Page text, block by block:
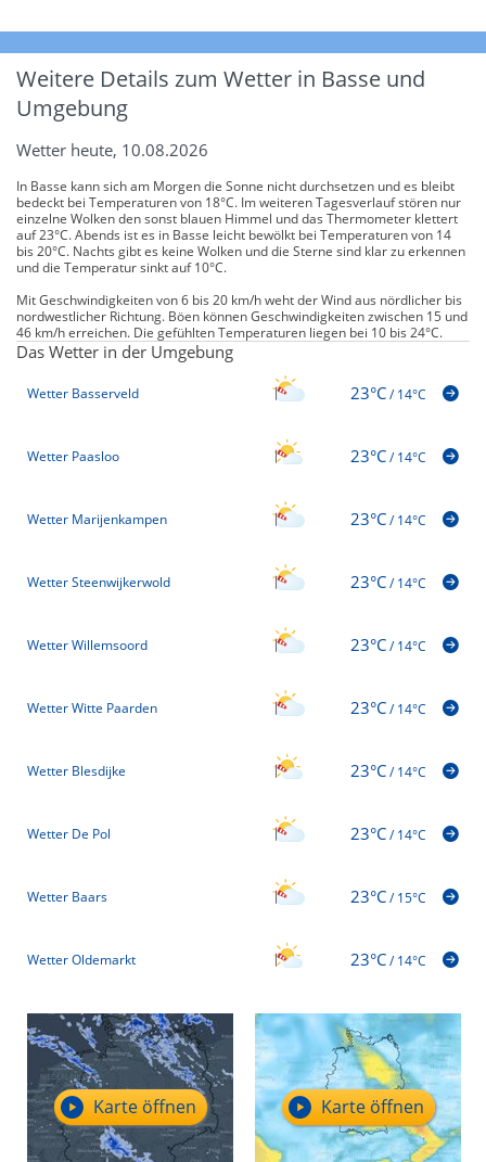
Weitere Details zum Wetter in Basse und
Umgebung
Wetter heute, 10.08.2026
In Basse kann sich am Morgen die Sonne nicht durchsetzen und es bleibt
bedeckt bei Temperaturen von 18°C. Im weiteren Tagesverlauf stören nur
einzelne Wolken den sonst blauen Himmel und das Thermometer klettert
auf 23°C. Abends ist es in Basse leicht bewölkt bei Temperaturen von 14
bis 20°C. Nachts gibt es keine Wolken und die Sterne sind klar zu erkennen
und die Temperatur sinkt auf 10°C.
Mit Geschwindigkeiten von 6 bis 20 km/h weht der Wind aus nördlicher bis
nordwestlicher Richtung. Böen können Geschwindigkeiten zwischen 15 und
46 km/h erreichen. Die gefühlten Temperaturen liegen bei 10 bis 24°C.
Das Wetter in der Umgebung
Wetter Basserveld 23°C/14°C
Wetter Paasloo 23°C/14°C
Wetter Marijenkampen 23°C/14°C
Wetter Steenwijkerwold 23°C/14°C
Wetter Willemsoord 23°C/14°C
Wetter Witte Paarden 23°C/14°C
Wetter Blesdijke 23°C/14°C
Wetter De Pol 23°C/14°C
Wetter Baars 23°C/15°C
Wetter Oldemarkt 23°C/14°C
Karte öffnen Karte öffnen